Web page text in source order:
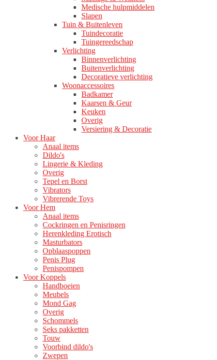
Medische hulpmiddelen
Slapen
Tuin & Buitenleven
Tuindecoratie
Tuingereedschap
Verlichting
Binnenverlichting
Buitenverlichting
Decoratieve verlichting
Woonaccessoires
Badkamer
Kaarsen & Geur
Keuken
Overig
Versiering & Decoratie
Voor Haar
Anaal items
Dildo's
Lingerie & Kleding
Overig
Tepel en Borst
Vibrators
Vibrerende Toys
Voor Hem
Anaal items
Cockringen en Penisringen
Herenkleding Erotisch
Masturbators
Opblaaspoppen
Penis Plug
Penispompen
Voor Koppels
Handboeien
Meubels
Mond Gag
Overig
Schommels
Seks pakketten
Touw
Voorbind dildo's
Zwepen